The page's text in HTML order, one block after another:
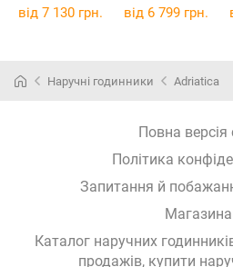
від 7 130 грн. від 6 799 грн.
Наручні годинники Adriatica
Повна версія
Політика
Запитання й
Каталог наручних
продажів, купити